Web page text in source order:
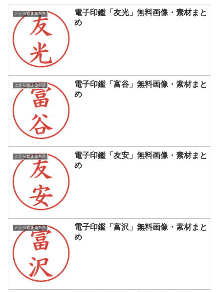
とから始まる名字
電子印鑑「友光」無料画像・素材まと
め
とから始まる名字
電子印鑑「富谷」無料画像・素材まと
め
とから始まる名字
電子印鑑「友安」無料画像・素材まと
め
とから始まる名字
電子印鑑「富沢」無料画像・素材まと
め